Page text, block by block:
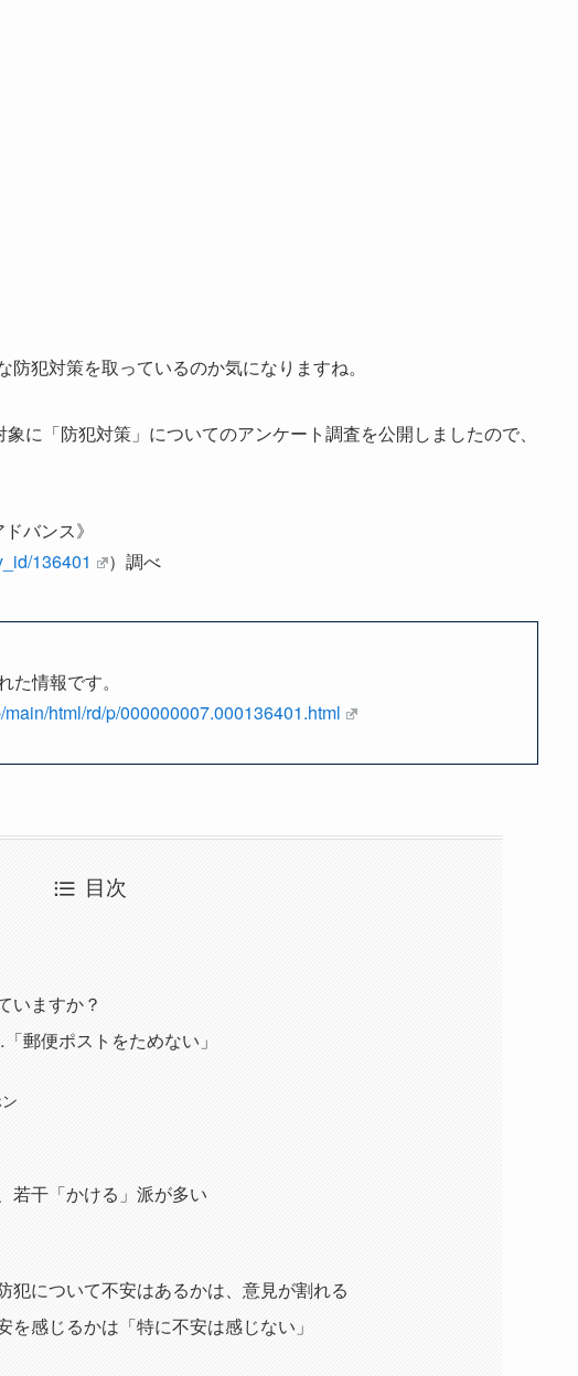
犯対策を取っているのか気になりますね。
に「防犯対策」についてのアンケート調査を公開しましたので、
バンス》
136401
）調べ
情報です。
main/html/rd/p/000000007.000136401.html
目次
いますか？
郵便ポストをためない」
若干「かける」派が多い
犯について不安はあるかは、意見が割れる
感じるかは「特に不安は感じない」